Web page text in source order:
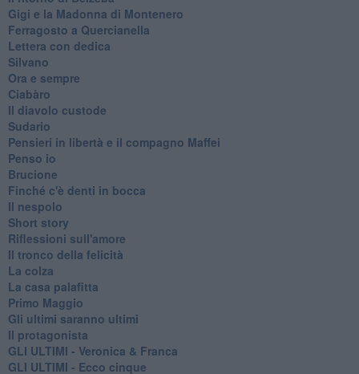
Gigi e la Madonna di Montenero
Ferragosto a Quercianella
Lettera con dedica
Silvano
Ora e sempre
Ciabàro
Il diavolo custode
Sudario
Pensieri in libertà e il compagno Maffei
Penso io
Brucione
Finché c'è denti in bocca
Il nespolo
Short story
Riflessioni sull'amore
Il tronco della felicità
La colza
La casa palafitta
Primo Maggio
Gli ultimi saranno ultimi
Il protagonista
GLI ULTIMI - Veronica & Franca
GLI ULTIMI - Ecco cinque